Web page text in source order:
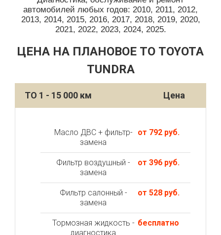
автомобилей любых годов: 2010, 2011, 2012,
2013, 2014, 2015, 2016, 2017, 2018, 2019, 2020,
2021, 2022, 2023, 2024, 2025.
ЦЕНА НА ПЛАНОВОЕ ТО TOYOTA
TUNDRA
ТО 1 - 15 000 км Цена
Масло ДВС + фильтр-
замена
от 792 руб.
Фильтр воздушный -
замена
от 396 руб.
Фильтр салонный -
замена
от 528 руб.
Тормозная жидкость -
диагностика
бесплатно